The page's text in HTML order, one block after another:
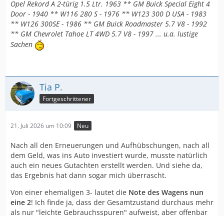
Opel Rekord A 2-türig 1.5 Ltr. 1963 ** GM Buick Special Eight 4
Door - 1940 ** W116 280 S - 1976 ** W123 300 D USA - 1983
** W126 300SE - 1986 ** GM Buick Roadmaster 5.7 V8 - 1992
** GM Chevrolet Tahoe LT 4WD 5.7 V8 - 1997 ... u.a. lustige
Sachen
Tia P.
Fortgeschrittener
21. Juli 2026 um 10:09 Neu
Nach all den Erneuerungen und Aufhübschungen, nach all
dem Geld, was ins Auto investiert wurde, musste natürlich
auch ein neues Gutachten erstellt werden. Und siehe da,
das Ergebnis hat dann sogar mich überrascht.
Von einer ehemaligen 3- lautet die Note des Wagens nun
eine 2! Ich finde ja, dass der Gesamtzustand durchaus mehr
als nur "leichte Gebrauchsspuren" aufweist, aber offenbar